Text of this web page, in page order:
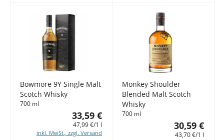
Bowmore 9Y Single Malt
Scotch Whisky
700 ml
33,59 €
47,99 €/1 l
inkl. MwSt., zzgl. Versand
Monkey Shoulder
Blended Malt Scotch
Whisky
700 ml
30,59 €
43,70 €/1 l